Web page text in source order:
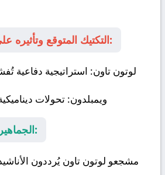
التكتيك المتوقع وتأثيره على مجريات اللعب:
لوتون تاون: استراتيجية دفاعية
ويمبلدون: تحولات
الجماهير في قلب الحدث:
مشجعو لوتون تاون يُرددون